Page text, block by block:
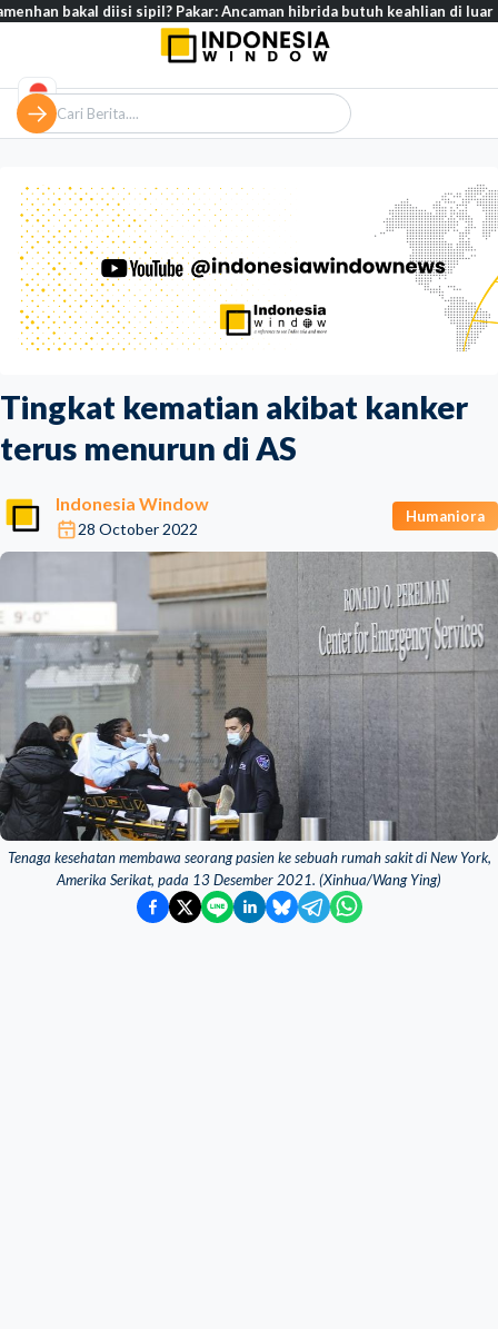
Tingkat kematian akibat kanker
terus menurun di AS
Indonesia Window
28 October 2022
Humaniora
Tenaga kesehatan membawa seorang pasien ke sebuah rumah sakit di New York,
Amerika Serikat, pada 13 Desember 2021. (Xinhua/Wang Ying)
diisi sipil? Pakar: Ancaman hibrida butuh keahlian di luar militer